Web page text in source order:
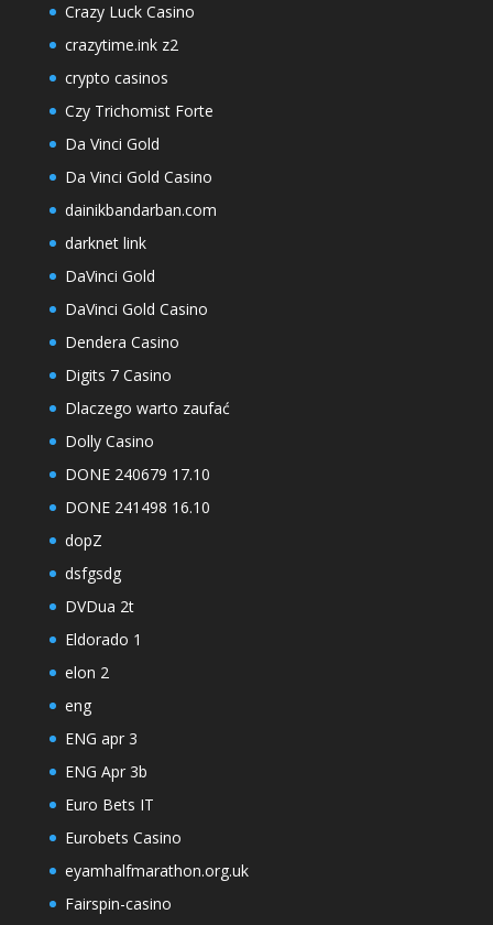
Crazy Luck Casino
crazytime.ink z2
crypto casinos
Czy Trichomist Forte
Da Vinci Gold
Da Vinci Gold Casino
dainikbandarban.com
darknet link
DaVinci Gold
DaVinci Gold Casino
Dendera Casino
Digits 7 Casino
Dlaczego warto zaufać
Dolly Casino
DONE 240679 17.10
DONE 241498 16.10
dopZ
dsfgsdg
DVDua 2t
Eldorado 1
elon 2
eng
ENG apr 3
ENG Apr 3b
Euro Bets IT
Eurobets Casino
eyamhalfmarathon.org.uk
Fairspin-casino